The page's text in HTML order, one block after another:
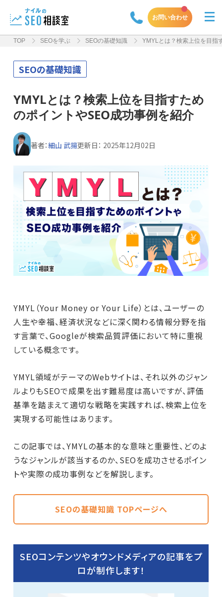
お問い合わせ
TOP SEOを学ぶ SEOの基礎知識 YMYLとは？検索上位を目指
SEOの基礎知識
YMYLとは？検索上位を目指すため
のポイントやSEO成功事例を紹介
著者：細山 武揚更新日： 2025年12月02日
YMYL（Your Money or Your Life）とは、ユーザーの
人生や幸福、経済状況などに深く関わる情報分野を指
す言葉で、Googleが検索品質評価において特に重視
している概念です。
YMYL領域がテーマのWebサイトは、それ以外のジャン
ルよりもSEOで成果を出す難易度は高いですが、評価
基準を踏まえて適切な戦略を実践すれば、検索上位を
実現する可能性はあります。
この記事では、YMYLの基本的な意味と重要性、どのよ
うなジャンルが該当するのか、SEOを成功させるポイン
トや実際の成功事例などを解説します。
SEOの基礎知識 TOPページへ
SEOコンテンツやオウンドメディアの記事をプ
ロが制作します！